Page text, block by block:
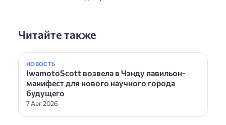
Читайте также
НОВОСТЬ
IwamotoScott возвела в Чэнду павильон-
манифест для нового научного города
будущего
7 Авг 2026